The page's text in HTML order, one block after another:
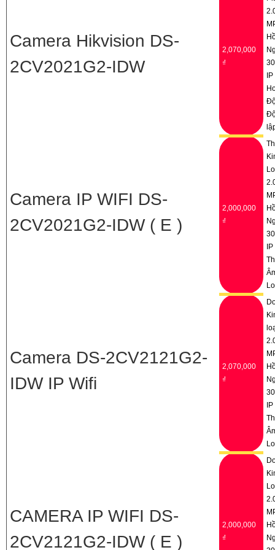
Camera Hikvision DS-
2CV2021G2-IDW
2,070,000
₫
IP
Camera IP WIFI DS-
2CV2021G2-IDW ( E )
2,000,000
₫
IP
Camera DS-2CV2121G2-
IDW IP Wifi
2,070,000
₫
IP
CAMERA IP WIFI DS-
2CV2121G2-IDW ( E )
2,000,000
₫